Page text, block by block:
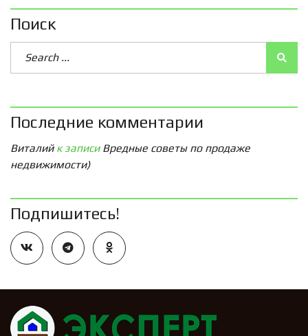
Поиск
Последние комментарии
Виталийк записи Вредные советы по продаже
недвижимости)
Подпишитесь!